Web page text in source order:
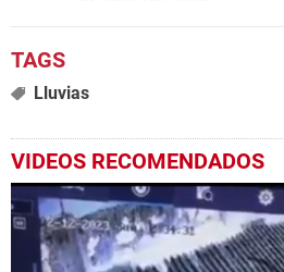
Lluvias
VIDEOS RECOMENDADOS